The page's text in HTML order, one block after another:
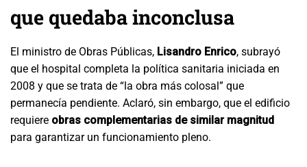
que quedaba inconclusa
El ministro de Obras Públicas, Lisandro Enrico, subrayó
que el hospital completa la política sanitaria iniciada en
2008 y que se trata de “la obra más colosal” que
permanecía pendiente. Aclaró, sin embargo, que el edificio
requiere obras complementarias de similar magnitud
para garantizar un funcionamiento pleno.